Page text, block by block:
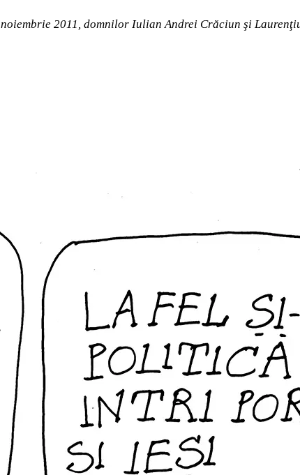
2011, domnilor Iulian Andrei Crăciun şi